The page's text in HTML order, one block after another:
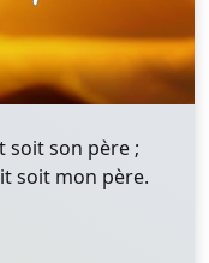
soit son père ;
soit mon père.